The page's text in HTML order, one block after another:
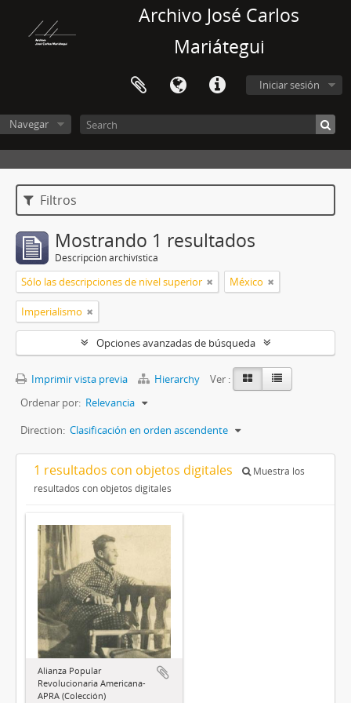
Archivo José Carlos
Mariátegui
Iniciar sesión
Navegar
Filtros
Mostrando 1 resultados
Descripción archivística
Sólo las descripciones de nivel superior México
Imperialismo
Opciones avanzadas de búsqueda
Imprimir vista previa Hierarchy
Ver :
Ordenar por: Relevancia
Direction: Clasificación en orden ascendente
1 resultados con objetos digitales
Muestra los
resultados con objetos digitales
Alianza Popular
Revolucionaria Americana-
APRA (Colección)